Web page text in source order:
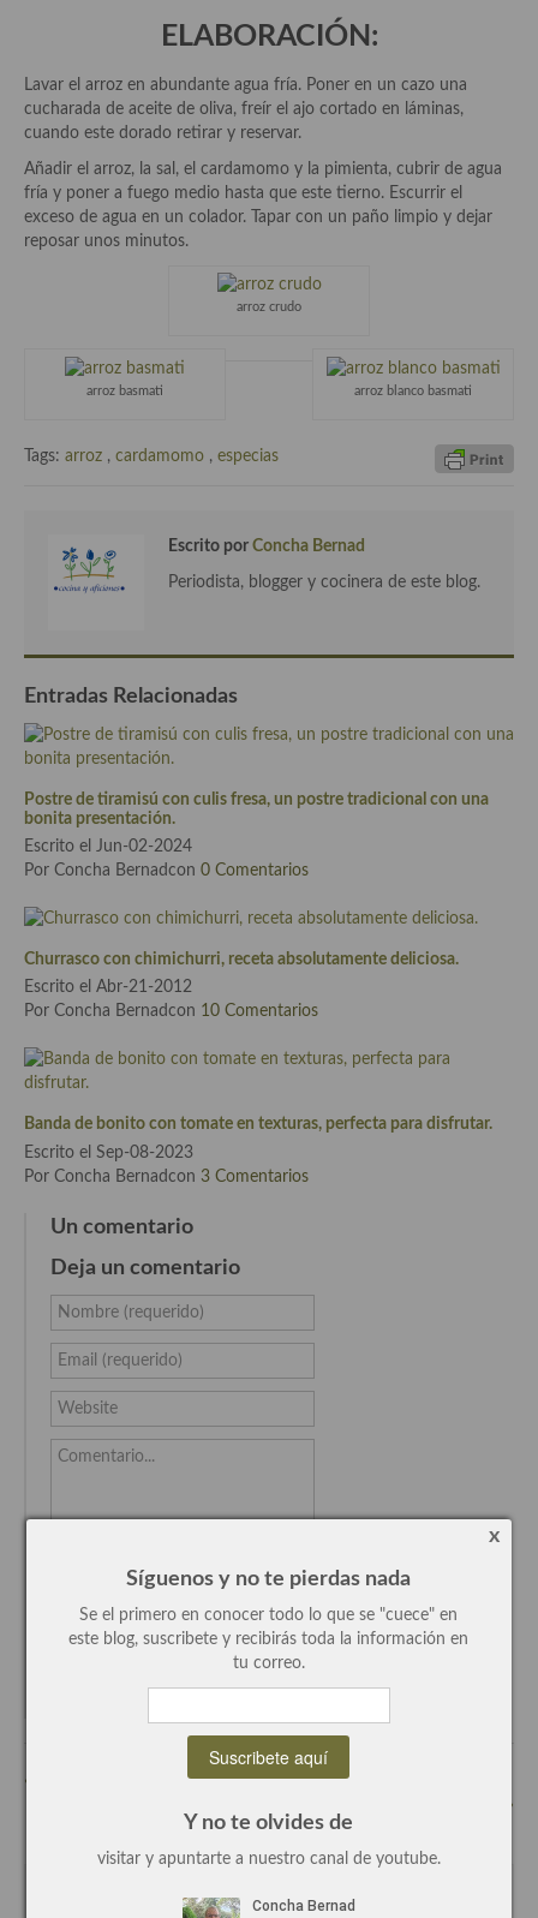
Aperitivos
Bebidas
Bocadillos, hamburguesas, sándwich, emparedados, tostas y
Entrantes y primeros platos
Entrantes
Quínoa
Legumbres y cereales
Cuscús
Huevos
Masas elaboradas con harina, pizzas, quiches y demás
Carne
Postres y dulces
Postres con frutas
Quesos, recetas
Salazones y encurtidos
Recetas Especiales
Recetas de Cuaresma
Recetas maridadas con los mejores AOVES
Recetas de fiesta, Navidad y días señalados
Resumen tematicos de recetas
Cocinas del mundo
Cocina Argentina
Cocina Cubana
Cocina de Estados Unidos
ELABORACIÓN:
Lavar el arroz en abundante agua fría. Poner en un cazo una
cucharada de aceite de oliva, freír el ajo cortado en láminas,
cuando este dorado retirar y reservar.
Añadir el arroz, la sal, el cardamomo y la pimienta, cubrir de agua
fría y poner a fuego medio hasta que este tierno. Escurrir el
exceso de agua en un colador. Tapar con un paño limpio y dejar
reposar unos minutos.
arroz crudo
arroz blanco basmati
arroz basmati
Tags: arroz , cardamomo , especias
Escrito por Concha Bernad
Periodista, blogger y cocinera de este blog.
Entradas Relacionadas
Postre de tiramisú con culis fresa, un postre tradicional con una
bonita presentación.
Escrito el Jun-02-2024
Por Concha Bernadcon 0 Comentarios
Churrasco con chimichurri, receta absolutamente deliciosa.
Escrito el Abr-21-2012
Por Concha Bernadcon 10 Comentarios
Banda de bonito con tomate en texturas, perfecta para disfrutar.
Escrito el Sep-08-2023
Por Concha Bernadcon 3 Comentarios
Un comentario
Deja un comentario
Nombre (requerido)
Email (requerido)
Website
Comentario...
« Spicy Yuli, todos las especias en el centro de Madrid
Pollo al curry sambal, receta hindu »
Las opiniones y experiencias de Concha
x
Síguenos y no te pierdas nada
Se el primero en conocer todo lo que se "cuece" en
este blog, suscribete y recibirás toda la información en
tu correo.
Y no te olvides de
visitar y apuntarte a nuestro canal de youtube.